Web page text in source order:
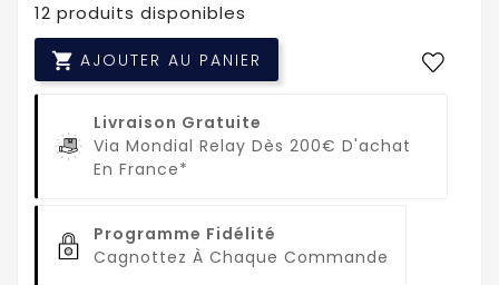
12 produits disponibles
 AJOUTER AU PANIER
Livraison Gratuite
Via Mondial Relay Dès 200€ D'achat
En France*
Programme Fidélité
Cagnottez À Chaque Commande